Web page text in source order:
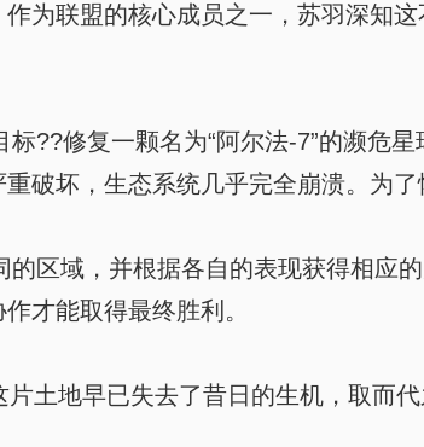
为联盟的核心成员之一，苏羽深知
??修复一颗名为“阿尔法-7”的濒危
破坏，生态系统几乎完全崩溃。为
区域，并根据各自的表现获得相应
才能取得最终胜利。
土地早已失去了昔日的生机，取而